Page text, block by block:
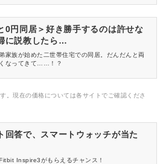
0円同居＞好き勝手するのは許せな
に説教したら…
家族が始めた二世帯住宅での同居。だんだんと両
なってきて……！？
。現在の価格については各サイトでご確認くださ
回答で、スマートウォッチが当た
Inspire3がもらえるチャンス！